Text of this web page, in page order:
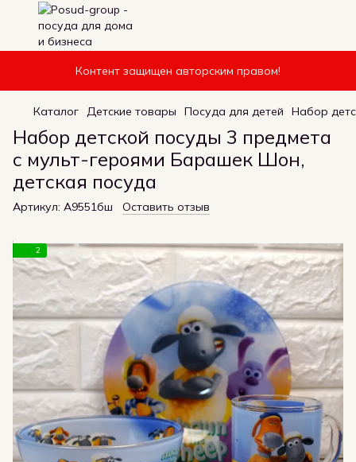
Контент защищен авторским правом!
Каталог Детские товары Посуда для детей Набор
Набор детской посуды 3 предмета
с мульт-героями Барашек Шон,
детская посуда
Артикул: A9551бш Оставить отзыв
2